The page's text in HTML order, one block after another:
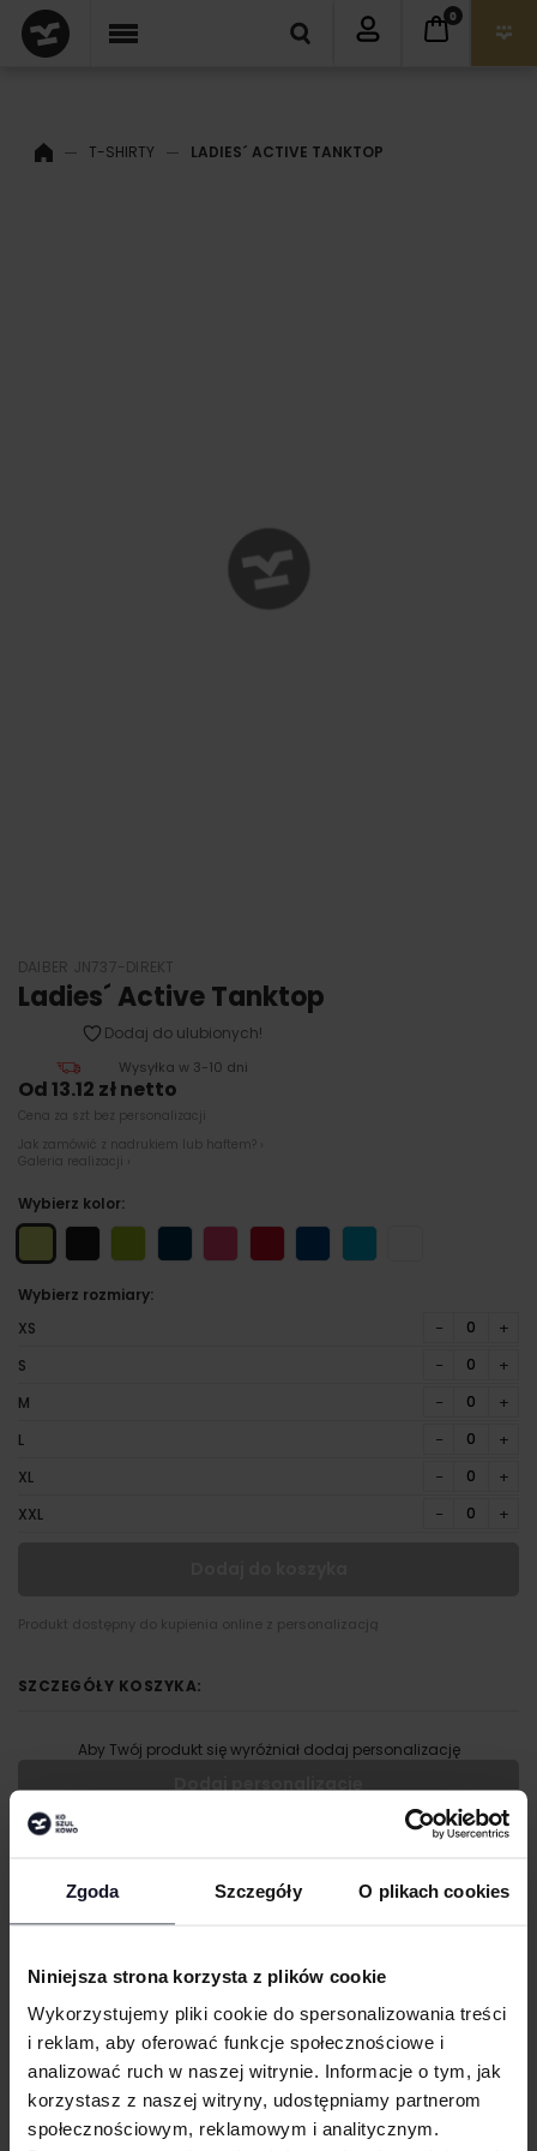
Zgoda Szczegóły O plikach cookies
Niniejsza strona korzysta z plików cookie
Wykorzystujemy pliki cookie do spersonalizowania treści
i reklam, aby oferować funkcje społecznościowe i
analizować ruch w naszej witrynie. Informacje o tym, jak
korzystasz z naszej witryny, udostępniamy partnerom
społecznościowym, reklamowym i analitycznym.
0
T-SHIRTY LADIES´ ACTIVE TANKTOP
GRAMATURA I SKŁAD
Haft komputerowy
Haft komputerowy to technologia pozwalająca wykonywać zdobienia
poliestrowymi nićmi za pomocą specjalnych maszyn haftujących. W
wyniku otrzymujemy charakterystyczne, trójwymiarowe wzory.
Sitodruk
DOSTAWA I PŁATNOŚĆ
DAIBER JN737-DIREKT
Ladies´ Active Tanktop
Dodaj do ulubionych!
Wysyłka w 3-10 dni
Od 13.12 zł netto
Cena za szt bez personalizacji
Jak zamówić z nadrukiem lub haftem? ›
Galeria realizacji ›
Wybierz kolor:
Wybierz rozmiary:
XS
− +
S − +
M − +
L − +
XL − +
XXL − +
Produkt dostępny do kupienia online z personalizacją
SZCZEGÓŁY KOSZYKA:
Aby Twój produkt się wyróżniał dodaj personalizację
Dodaj personalizację
Wypełnij formularz aby dodać personalizację do wybranego
RODZAJ NADRUKU
UMIEJSCOWIENIE
WIELKOŚĆ
W:
cm SZ: cm